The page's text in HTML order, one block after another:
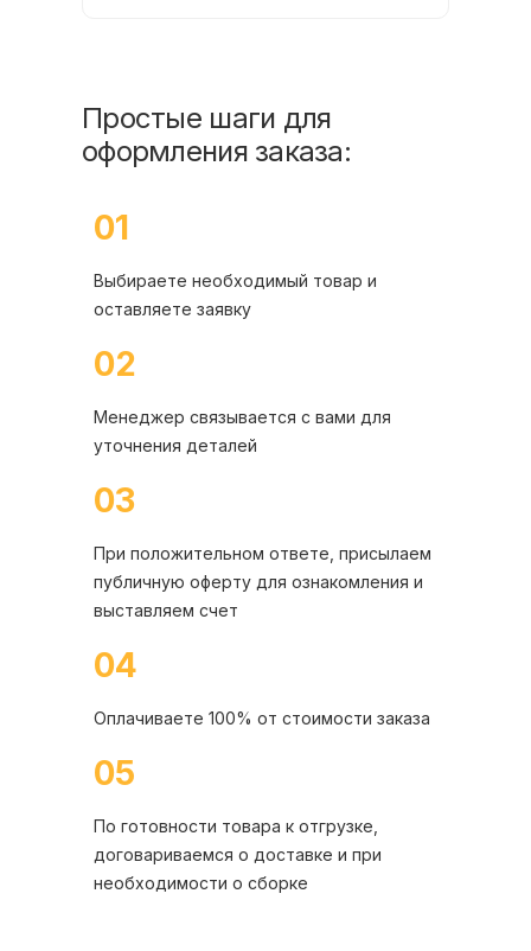
Простые шаги для
оформления заказа:
01
Выбираете необходимый товар и
оставляете заявку
02
Менеджер связывается с вами для
уточнения деталей
03
При положительном ответе, присылаем
публичную оферту для ознакомления и
выставляем счет
04
Оплачиваете 100% от стоимости заказа
05
По готовности товара к отгрузке,
договариваемся о доставке и при
необходимости о сборке